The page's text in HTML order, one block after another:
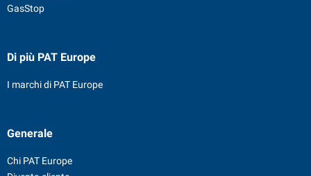
GasStop
Di più PAT Europe
I marchi di PAT Europe
Generale
Chi PAT Europe